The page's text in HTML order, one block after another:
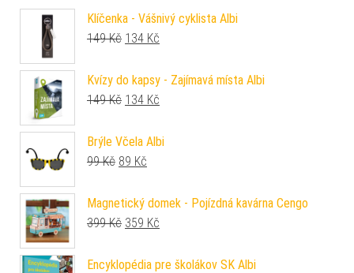
Klíčenka - Vášnivý cyklista Albi
149Kč Původní cena byla: 149 Kč.
134 Kč
Kvízy do kapsy - Zajímavá místa Albi
149Kč Původní cena byla: 149 Kč.
134 Kč
Brýle Včela Albi
99Kč Původní cena byla: 99 Kč.
89 Kč
Magnetický domek - Pojízdná kavárna Cengo
399Kč Původní cena byla: 399 Kč.
359 Kč
Encyklopédia pre školákov SK Albi